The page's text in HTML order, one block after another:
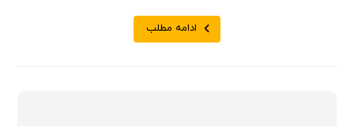
ادامه مطلب